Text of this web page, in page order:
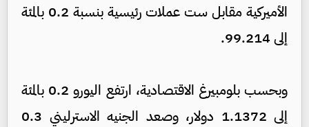
الأميركية مقابل ست عملات رئيسية بنسبة 0.2 بالمئة
إلى 99.214.
وبحسب بلومبيرغ الاقتصادية، ارتفع اليورو 0.2 بالمئة
إلى 1.1372 دولار، وصعد الجنيه الاسترليني 0.3